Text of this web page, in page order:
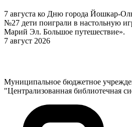
7 августа ко Дню города Йошкар-
№27 дети поиграли в настольную
Марий Эл. Большое путешествие».
7 август 2026
Муниципальное бюджетное
"Централизованная библиотечная